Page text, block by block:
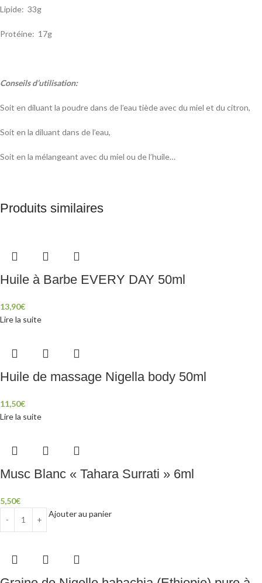
Lipide: 33g
Protéine: 17g
Conseils d’utilisation:
Soit en diluant la poudre dans de l’eau tiède avec du miel et du citron,
Soit en la diluant dans de l’eau,
Soit en la mélangeant avec du miel ou de l’huile…
Produits similaires
Huile à Barbe EVERY DAY 50ml
13,90€
Lire la suite
Huile de massage Nigella body 50ml
11,50€
Lire la suite
Musc Blanc « Tahara Surrati » 6ml
5,50€
Ajouter au panier